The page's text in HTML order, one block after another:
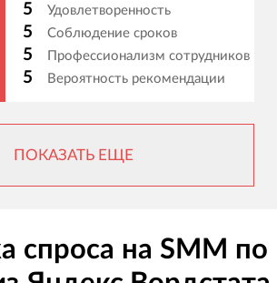
5 Удовлетворенность
5 Соблюдение сроков
5 Профессионализм сотрудников
5 Вероятность рекомендации
ПОКАЗАТЬ ЕЩЕ
спроса на SMM по